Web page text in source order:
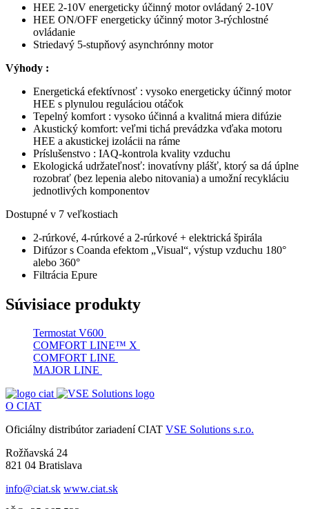
HEE 2-10V energeticky účinný motor ovládaný 2-10V
HEE ON/OFF energeticky účinný motor 3-rýchlostné
ovládanie
Striedavý 5-stupňový asynchrónny motor
Výhody :
Energetická efektívnosť : vysoko energeticky účinný motor
HEE s plynulou reguláciou otáčok
Tepelný komfort : vysoko účinná a kvalitná miera difúzie
Akustický komfort: veľmi tichá prevádzka vďaka motoru
HEE a akustickej izolácii na ráme
Príslušenstvo : IAQ-kontrola kvality vzduchu
Ekologická udržateľnosť: inovatívny plášť, ktorý sa dá úplne
rozobrať (bez lepenia alebo nitovania) a umožní recykláciu
jednotlivých komponentov
Dostupné v 7 veľkostiach
2-rúrkové, 4-rúrkové a 2-rúrkové + elektrická špirála
Difúzor s Coanda efektom „Visual“, výstup vzduchu 180°
alebo 360°
Filtrácia Epure
Súvisiace produkty
Termostat V600
COMFORT LINE™ X
COMFORT LINE
MAJOR LINE
O CIAT
Oficiálny distribútor zariadení CIAT VSE Solutions s.r.o.
Rožňavská 24
821 04 Bratislava
info@ciat.sk www.ciat.sk